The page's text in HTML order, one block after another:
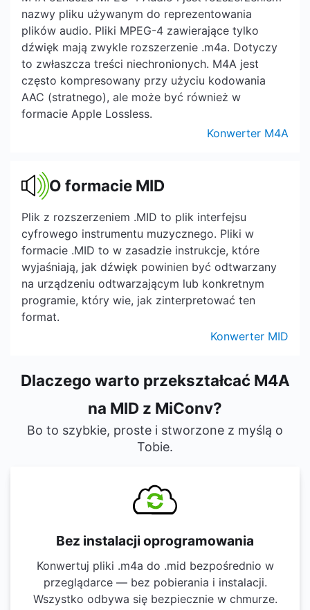
nazwy pliku używanym do reprezentowania
plików audio. Pliki MPEG-4 zawierające tylko
dźwięk mają zwykle rozszerzenie .m4a. Dotyczy
to zwłaszcza treści niechronionych. M4A jest
często kompresowany przy użyciu kodowania
AAC (stratnego), ale może być również w
formacie Apple Lossless.
Konwerter M4A
O formacie MID
Plik z rozszerzeniem .MID to plik interfejsu
cyfrowego instrumentu muzycznego. Pliki w
formacie .MID to w zasadzie instrukcje, które
wyjaśniają, jak dźwięk powinien być odtwarzany
na urządzeniu odtwarzającym lub konkretnym
programie, który wie, jak zinterpretować ten
format.
Konwerter MID
Dlaczego warto przekształcać M4A
na MID z MiConv?
Bo to szybkie, proste i stworzone z myślą o
Tobie.
Bez instalacji oprogramowania
Konwertuj pliki .m4a do .mid bezpośrednio w
przeglądarce — bez pobierania i instalacji.
Wszystko odbywa się bezpiecznie w chmurze.